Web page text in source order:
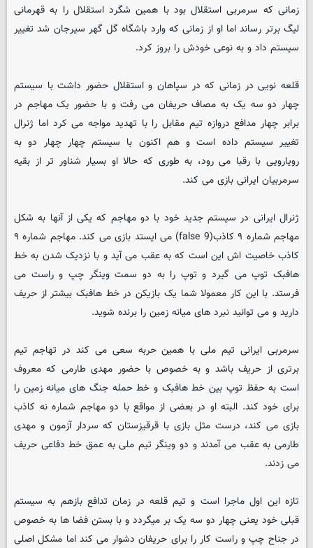
زمانی که سرمربی استقلال بود با همین شگرد استقلال را به قهرمانی
لیگ برتر رساند اما او از زمانی که وارد باشگاه گل گهر سیرجان شد تغییر
سیستم داد و به نوعی خودش را بروز کرد.
قلعه نویی در زمانی که در سپاهان و استقلال حضور داشت با سیستم
چهار دو سه یک به مصاف حریفان می رفت و با حضور یک مهاجم در
برابر چهار مدافع دروازه تیم مقابل را با تهدید مواجه می کرد اما ژنرال
تغییر سیستم داده است و هم اکنون با سیستم چهار چهار دو به
رویارویی با رقبا می رود، به طوری که حالا او بسیار شناور تر از بقیه
سرمربیان ایرانی بازی می کند.
ژنرال ایرانی در سیستم جدید خود با دو مهاجم که یکی از آنها به شکل
مهاجم شماره ۹ کاذب(false 9) می ایستد بازی می کند. مهاجم شماره ۹
کاذب خاصیت اش این است که به عقب می آید و با نزدیک شدن به خط
هافبک توپ می گیرد و توپ را به دو سمت وینگر چپ و راست می
فرستد. با این کار معمولا شما یک بازیکن در خط هافبک بیشتر از حریف
دارید و می توانید نبرد های میانه زمین را برنده شوید.
سرمربی ایرانی تیم ملی با همین حربه سعی می کند در تهاجم تیم
برتری از حریف باشد و به خصوص با حضور مهدی طارمی که معروف
است به حفظ توپ بین خط هافبک و خط حمله جنگ های میانه زمین را
برای خود کند. البته او در بعضی از مواقع با دو مهاجم شماره نه کاذب
بازی می کند، درست مثل بازی با قرقیزستان که سردار آزمون و مهدی
طارمی به عقب می آمدند و دو وینگر تیم ملی به عمق خط دفاعی حریف
می زدند.
تازه این اول ماجرا است و تیم قلعه در زمان تدافع بازهم به سیستم
قبلی خود یعنی چهار دو سه یک بر میگردد و با بستن فضا ها به خصوص
در جناح چپ و راست کار را برای حریفان دشوار می کند اما مشکل اصلی